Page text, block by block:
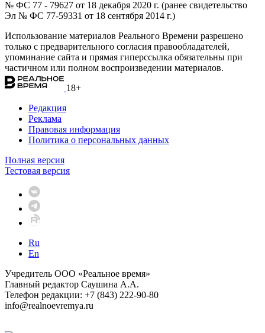
№ ФС 77 - 79627 от 18 декабря 2020 г. (ранее свидетельство
Эл № ФС 77-59331 от 18 сентября 2014 г.)
Использование материалов Реального Времени разрешено
только с предварительного согласия правообладателей,
упоминание сайта и прямая гиперссылка обязательны при
частичном или полном воспроизведении материалов.
18+
Редакция
Реклама
Правовая информация
Политика о персональных данных
Полная версия
Тестовая версия
Ru
En
Учредитель ООО «Реальное время»
Главный редактор Саушина А.А.
Телефон редакции: +7 (843) 222-90-80
info@realnoevremya.ru